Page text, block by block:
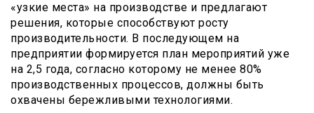
«узкие места» на производстве и предлагают
решения, которые способствуют росту
производительности. В последующем на
предприятии формируется план мероприятий уже
на 2,5 года, согласно которому не менее 80%
производственных процессов, должны быть
охвачены бережливыми технологиями.